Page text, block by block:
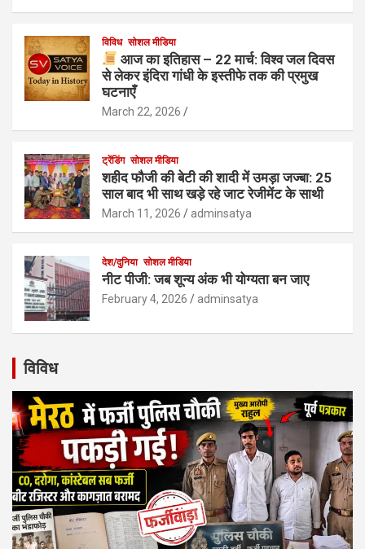
विविध सोशल मीडिया
आज का इतिहास – 22 मार्च: विश्व जल दिवस
से लेकर इंदिरा गांधी के इस्तीफे तक की प्रमुख
घटनाएँ
March 22, 2026
ट्रेंडिंग सोशल मीडिया
शहीद फौजी की बेटी की शादी में उमड़ा जज्बा: 25
साल बाद भी साथ खड़े रहे जाट रेजीमेंट के साथी
March 11, 2026 adminsatya
देश/दुनिया सोशल मीडिया
नीट पीजी: जब शून्य अंक भी योग्यता बन जाए
February 4, 2026 adminsatya
विविध